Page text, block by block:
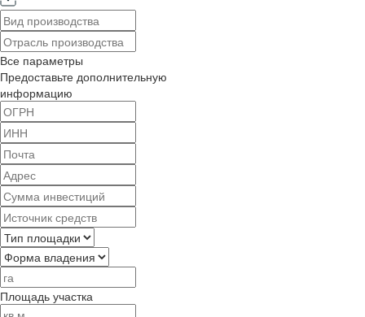
Все параметры
Предоставьте дополнительную
информацию
Площадь участка